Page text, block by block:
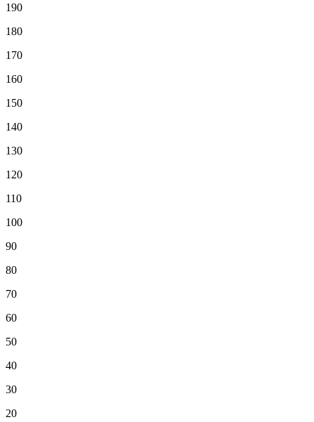
190
180
170
160
150
140
130
120
110
100
90
80
70
60
50
40
30
20